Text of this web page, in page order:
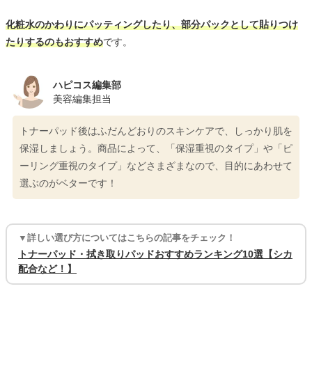
化粧水のかわりにパッティングしたり、部分パックとして貼りつけ
たりするのもおすすめです。
ハピコス編集部
美容編集担当
トナーパッド後はふだんどおりのスキンケアで、しっかり肌を
保湿しましょう。商品によって、「保湿重視のタイプ」や「ピ
ーリング重視のタイプ」などさまざまなので、目的にあわせて
選ぶのがベターです！
▼詳しい選び方についてはこちらの記事をチェック！
トナーパッド・拭き取りパッドおすすめランキング10選【シカ
配合など！】